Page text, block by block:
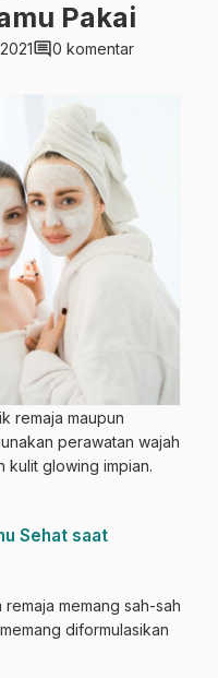
Pakai
comment0 komentar
remaja maupun
perawatan wajah
kulit glowing impian.
Sehat saat
memang sah-sah
diformulasikan